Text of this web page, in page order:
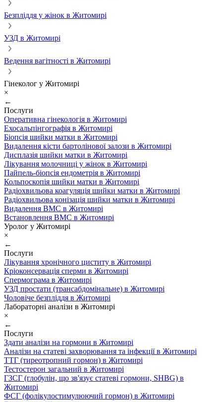
Безпліддя у жінок в Житомирі
УЗД в Житомирі
Ведення вагітності в Житомирі
Гінеколог у Житомирі
×
←
Послуги
Оперативна гінекологія в Житомирі
Ехосальпінгографія в Житомирі
Біопсія шийки матки в Житомирі
Видалення кісти бартолінової залози в Житомирі
Дисплазія шийки матки в Житомирі
Лікування молочниці у жінок в Житомирі
Пайпель-біопсія ендометрія в Житомирі
Кольпоскопія шийки матки в Житомирі
Радіохвильова коагуляція шийки матки в Житомирі
Радіохвильова конізація шийки матки в Житомирі
Видалення ВМС в Житомирі
Встановлення ВМС в Житомирі
Уролог у Житомирі
×
←
Послуги
Лікування хронічного циститу в Житомирі
Кріоконсервація сперми в Житомирі
Спермограма в Житомирі
УЗД простати (трансабдомінальне) в Житомирі
Чоловіче безпліддя в Житомирі
Лабораторні аналізи в Житомирі
×
←
Послуги
Здати аналізи на гормони в Житомирі
Аналізи на статеві захворювання та інфекції в Житомирі
ТТГ (тиреотропний гормон) в Житомирі
Тестостерон загальний в Житомирі
ГЗСГ (глобулін, що зв'язує статеві гормони, SHBG) в
Житомирі
ФСГ (фолікулостимулюючий гормон) в Житомирі